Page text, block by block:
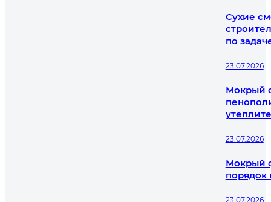
Сухие
по
23.07.2026
Мокрый
23.07.2026
Мокрый
порядок
23.07.2026